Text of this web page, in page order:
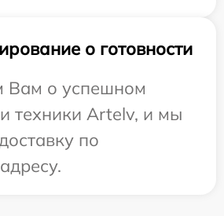
о готовности
о успешном
техники Artelv, и мы
по